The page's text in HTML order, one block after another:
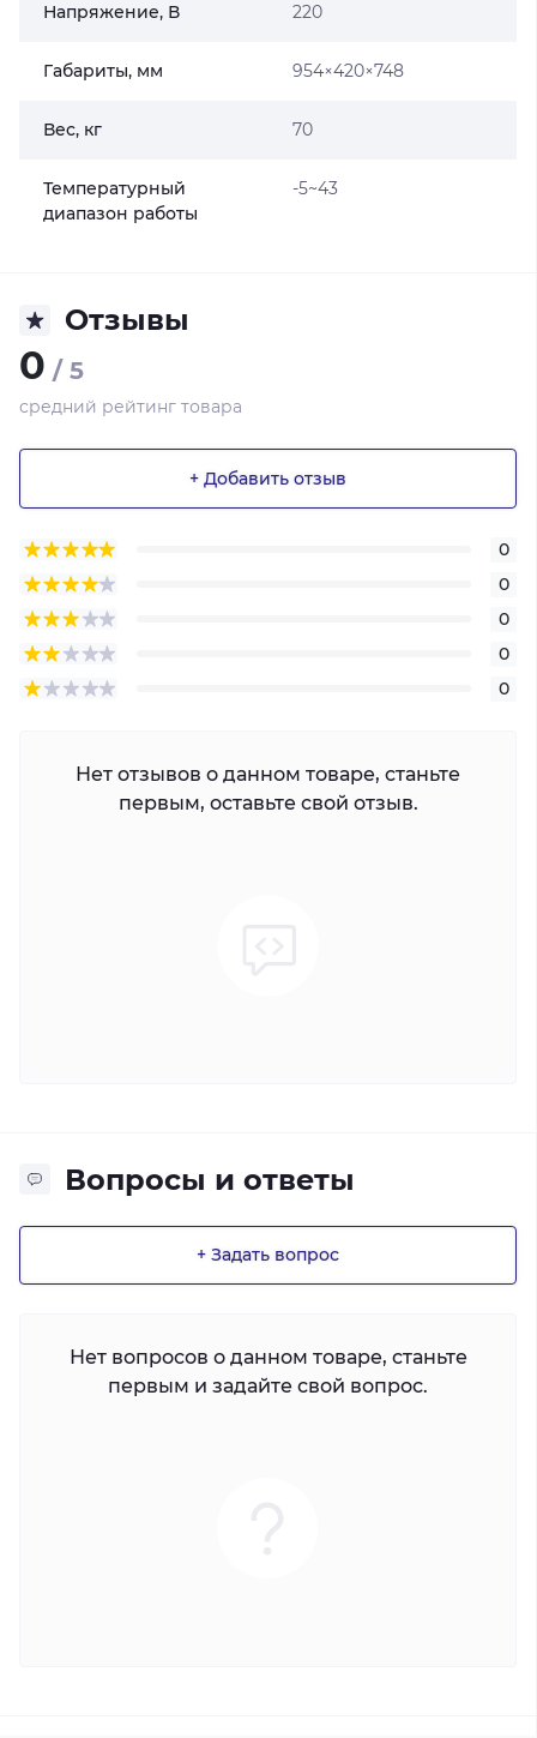
Напряжение, В 220
Габариты, мм 954×420×748
Вес, кг 70
Температурный
диапазон работы
-5~43
Отзывы
0 / 5
средний рейтинг товара
+ Добавить отзыв
0
0
0
0
0
Нет отзывов о данном товаре, станьте
первым, оставьте свой отзыв.
Вопросы и ответы
+ Задать вопрос
Нет вопросов о данном товаре, станьте
первым и задайте свой вопрос.